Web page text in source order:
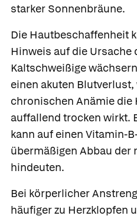
starker Sonnenbräune.
Die Hautbeschaffenheit
Hinweis auf die Ursache
Kaltschweißige
einen akuten
chronischen Anämie die
auffallend trocken wirkt.
kann auf einen Vitamin-
übermäßigen Abbau der
hindeuten.
Bei körperlicher
häufiger zu Herzklopfen